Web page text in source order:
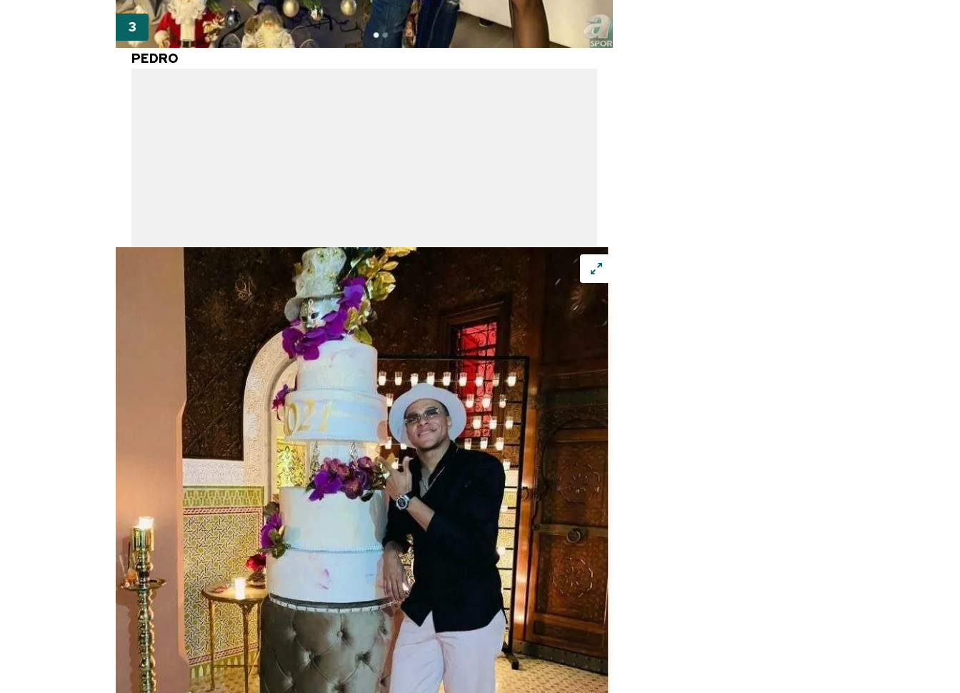
butonuna tıklayabilir,Çerez Bilgilendirme Metnimizi ziyaret edebilirsiniz.
6698 sayılı Kişisel Verilerin Korunması Kanunu uyarınca hazırlanmış Aydınlatma Metnimizi okumak ve sitemizde ilgili
mevzuata uygun olarak kullanılan çerezlerle ilgili bilgi almak için lütfen
PEDRO